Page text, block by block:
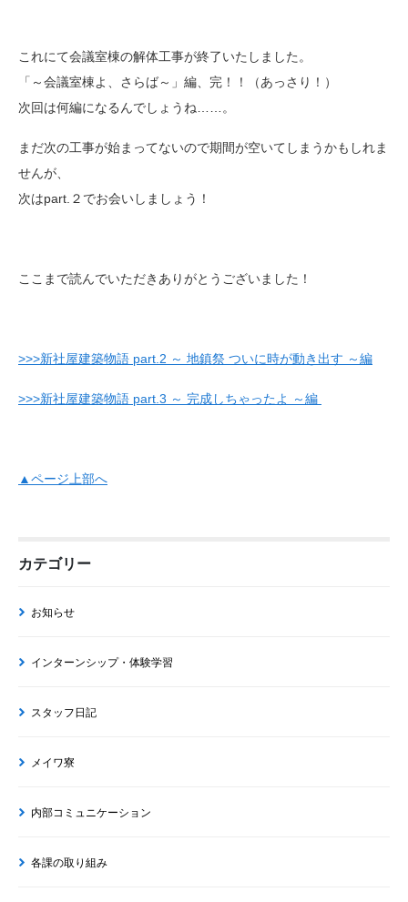
これにて会議室棟の解体工事が終了いたしました。
「～会議室棟よ、さらば～」編、完！！（あっさり！）
次回は何編になるんでしょうね……。
まだ次の工事が始まってないので期間が空いてしまうかもしれま
せんが、
次はpart.２でお会いしましょう！
ここまで読んでいただきありがとうございました！
>>>新社屋建築物語 part.2 ～ 地鎮祭 ついに時が動き出す ～編
>>>新社屋建築物語 part.3 ～ 完成しちゃったよ ～編
▲ページ上部へ
カテゴリー
お知らせ
インターンシップ・体験学習
スタッフ日記
メイワ寮
内部コミュニケーション
各課の取り組み